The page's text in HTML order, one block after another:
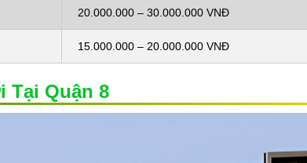
20.000.000 – 30.000.000 VNĐ
15.000.000 – 20.000.000 VNĐ
Tại Quận 8